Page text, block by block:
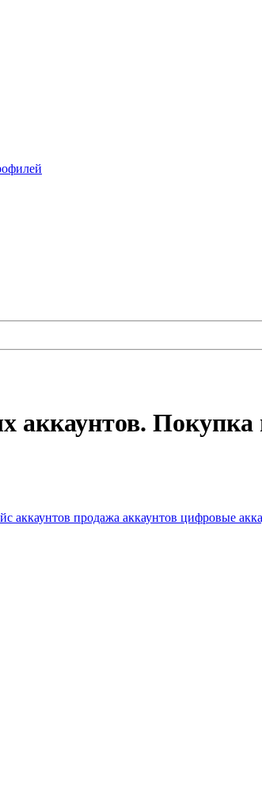
аккаунтов. Покупка
аккаунтов продажа аккаунтов цифровые